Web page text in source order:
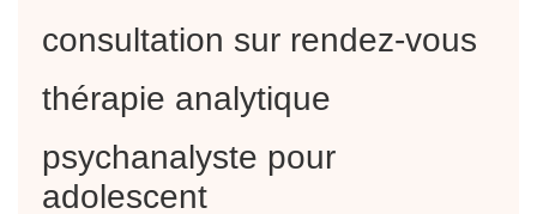
consultation sur rendez-vous
thérapie analytique
psychanalyste pour
adolescent